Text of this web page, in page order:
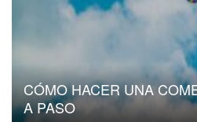
CÓMO HACER UNA
A PASO